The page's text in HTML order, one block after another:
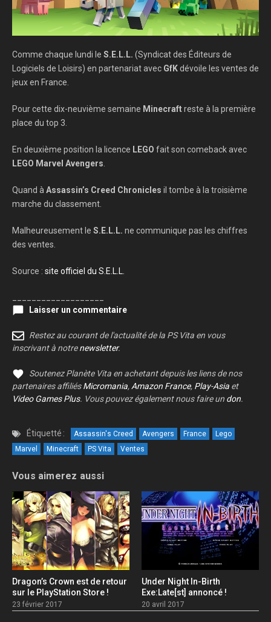
Comme chaque lundi le S.E.L.L. (Syndicat des Éditeurs de
Logiciels de Loisirs) en partenariat avec GfKdévoile les ventes de
jeux en France.
Pour cette dix-neuvième semaine Minecraftreste à la première
place du top 3.
En deuxième position la licence LEGO fait son comeback avec
LEGO Marvel Avengers
Quand à Assassin’s Creed Chronicles il tombe à la troisième
marche du classement.
Malheureusement le S.E.L.L. ne communique pas les chiffres
des ventes.
Source : site officiel du S.E.L.L.
Laisser un commentaire
Restez au courant de l'actualité de la PS Vita en vous
inscrivant à notrenewsletter.
Soutenez Planète Vita en achetant depuis les liens de nos
partenaires affiliésMicromania,Amazon France, Play-Asia et
Video Games Plus. Vous pouvez également nous faire un don.
Étiquetté : Assassin's Creed Avengers France
Lego
Marvel
Minecraft PS Vita Ventes
Vous aimerez aussi
Dragon’s Crown est de retour
sur le PlayStation Store !
23 février 2017
Under Night In-Birth
Exe:Late[st] annoncé !
20 avril 2017